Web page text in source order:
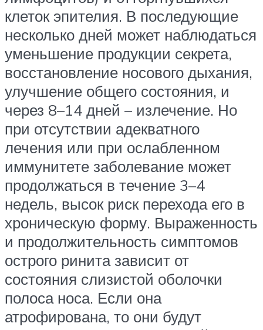
клеток эпителия. В последующие
несколько дней может наблюдаться
уменьшение продукции секрета,
восстановление носового дыхания,
улучшение общего состояния, и
через 8–14 дней – излечение. Но
при отсутствии адекватного
лечения или при ослабленном
иммунитете заболевание может
продолжаться в течение 3–4
недель, высок риск перехода его в
хроническую форму. Выраженность
и продолжительность симптомов
острого ринита зависит от
состояния слизистой оболочки
полоса носа. Если она
атрофирована, то они будут